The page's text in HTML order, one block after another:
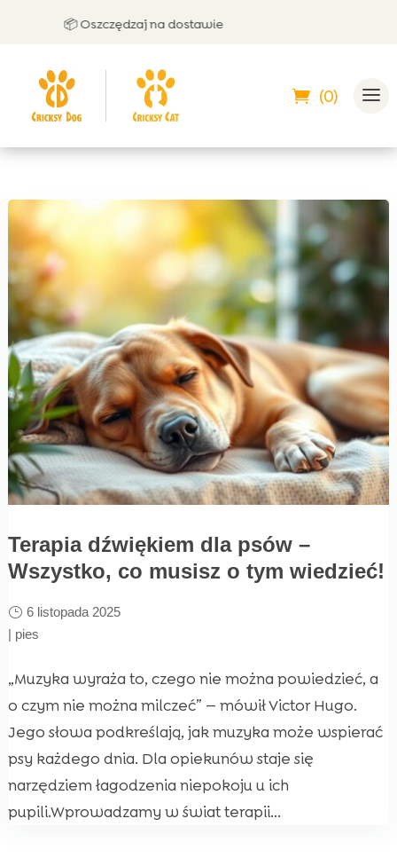
📦 Oszczędzaj na dostawie
(0)
Terapia dźwiękiem dla psów –
Wszystko, co musisz o tym wiedzieć!
6 listopada 2025
| pies
„Muzyka wyraża to, czego nie można powiedzieć, a
o czym nie można milczeć” — mówił Victor Hugo.
Jego słowa podkreślają, jak muzyka może wspierać
psy każdego dnia. Dla opiekunów staje się
narzędziem łagodzenia niepokoju u ich
pupili.Wprowadzamy w świat terapii...